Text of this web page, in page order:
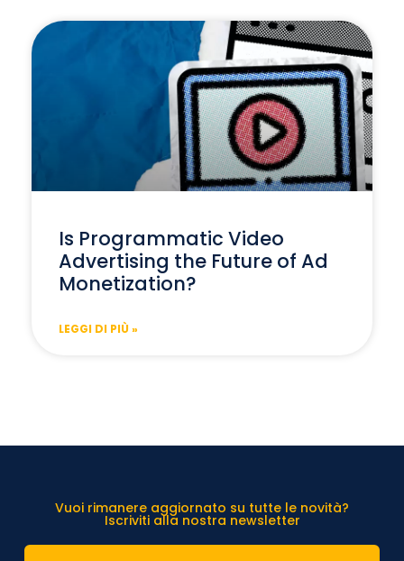
Is Programmatic Video
Advertising the Future of Ad
Monetization?
LEGGI DI PIÙ »
Vuoi rimanere aggiornato su tutte le novità?
Iscriviti alla nostra newsletter